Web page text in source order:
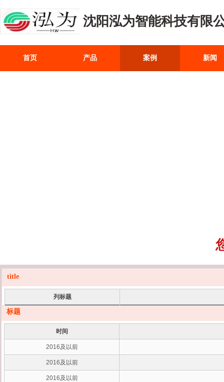
沈阳泓为智能科技有限
首页 产品 案例 新闻
标题
时间
2016及以前
2016及以前
2016及以前
title
列标题